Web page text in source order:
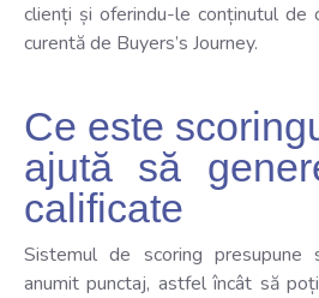
clienți și oferindu-le conținutul de
curentă de Buyers’s Journey.
Ce este
ajută să
calificate
Sistemul de scoring presupune
anumit punctaj, astfel încât să